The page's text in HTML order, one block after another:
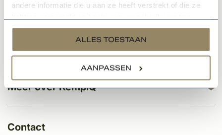
andere informatie die u aan ze heeft verstrekt of die ze
services.
ALLES TOESTAAN
AANPASSEN
Meer over KempíQ
Klantenservice
Contact